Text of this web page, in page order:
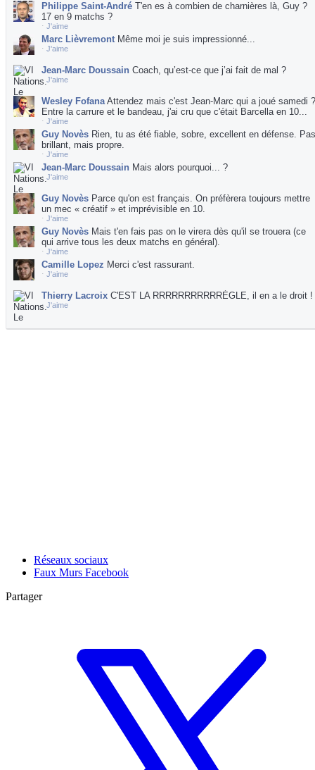
Philippe Saint-André T'en es à combien de charnières là, Guy ?
17 en 9 matchs ?
⋅ J'aime
Marc Lièvremont Même moi je suis impressionné...
⋅ J'aime
Jean-Marc Doussain Coach, qu’est-ce que j’ai fait de mal ?
⋅ J'aime
Wesley FofanaAttendez mais c'est Jean-Marc qui a joué samedi ?
Entre la carrure et le bandeau, j'ai cru que c'était Barcella en 10...
⋅ J'aime
Guy Novès Rien, tu as été fiable, sobre, excellent en défense. Pas
brillant, mais propre.
⋅ J'aime
Jean-Marc Doussain Mais alors pourquoi... ?
⋅ J'aime
Guy Novès Parce qu'on est français. On préfèrera toujours mettre
un mec « créatif » et imprévisible en 10.
⋅ J'aime
Guy Novès Mais t'en fais pas on le virera dès qu'il se trouera (ce
qui arrive tous les deux matchs en général).
⋅ J'aime
Camille Lopez Merci c'est rassurant.
⋅ J'aime
Thierry Lacroix C'EST LA RRRRRRRRRRRÈGLE, il en a le droit !
⋅ J'aime
Réseaux sociaux
Faux Murs Facebook
Partager